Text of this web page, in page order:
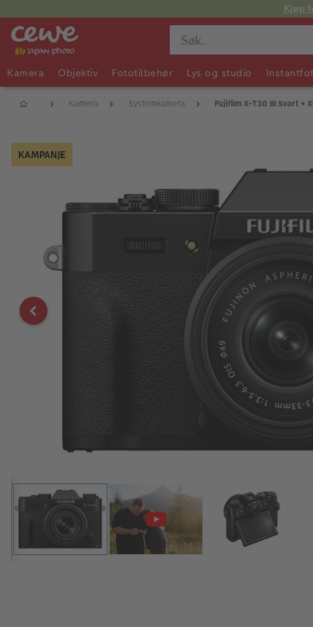
Kjøp
Kamera Objektiv Fototilbehør Lys og studio
Kamera Systemkamera Fujifilm X-T30 III Svart +
KAMPANJE